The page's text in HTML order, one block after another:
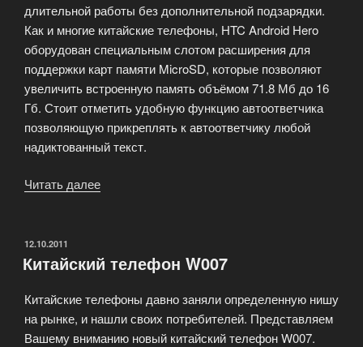
длительной работы без дополнительной подзарядки.
Как и многие китайские телефоны, HTC Android Hero
оборудован специальным слотом расширения для
поддержки карт памяти MicroSD, которые позволяют
увеличить встроенную память объёмом 71.8 Мб до 16
Гб. Стоит отметить удобную функцию автоответчика
позволяющую прикреплять к автоответчику любой
надиктованный текст.
Читать далее
ОПУБЛИКОВАНО
12.10.2011
Китайский телефон W007
Китайские телефоны давно заняли определенную нишу
на рынке, и нашли своих потребителей. Представляем
Вашему вниманию новый китайский телефон W007.